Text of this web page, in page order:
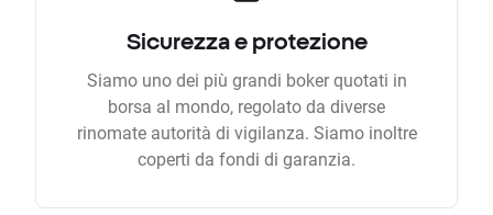
Sicurezza e protezione
Siamo uno dei più grandi boker quotati in
borsa al mondo, regolato da diverse
rinomate autorità di vigilanza. Siamo inoltre
coperti da fondi di garanzia.